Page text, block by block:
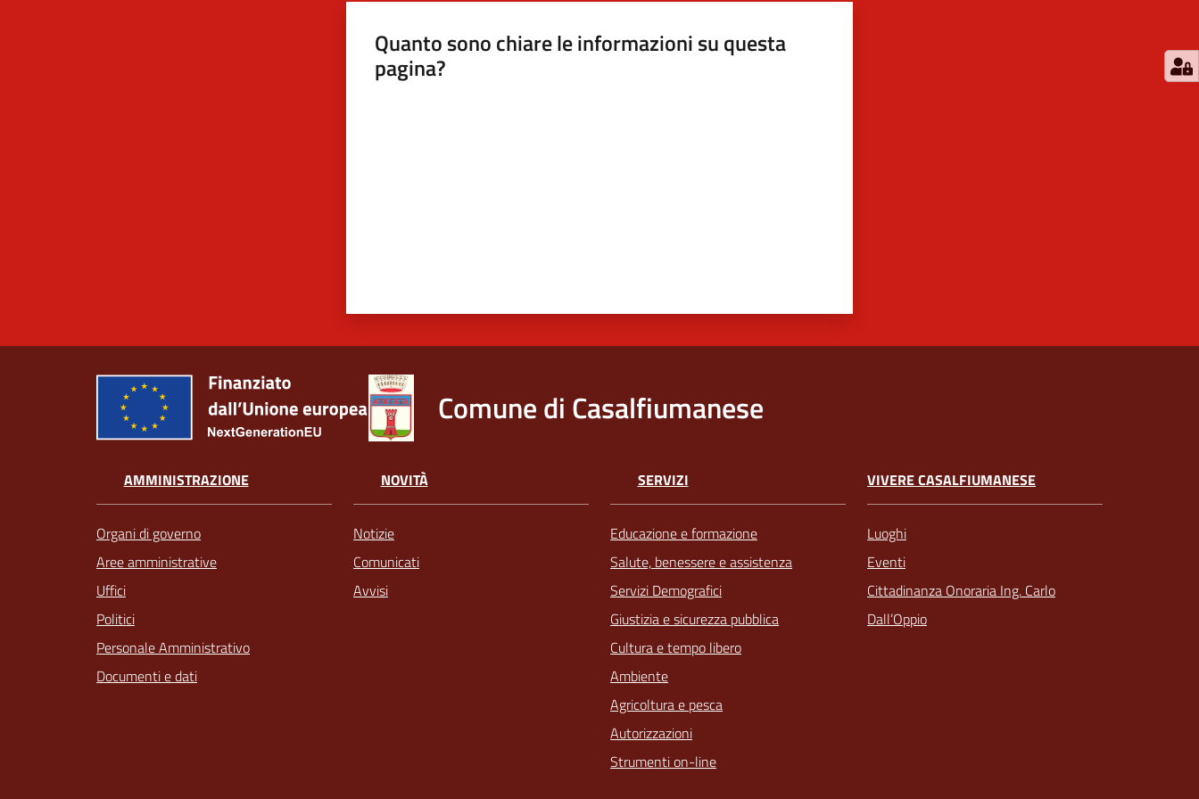
Quanto sono chiare le informazioni su questa
pagina?
Comune di Casalfiumanese
AMMINISTRAZIONE
Organi di governo
Aree amministrative
Uffici
Politici
Personale Amministrativo
Documenti e dati
NOVITÀ
Notizie
Comunicati
Avvisi
SERVIZI
Educazione e formazione
Salute, benessere e assistenza
Servizi Demografici
Giustizia e sicurezza pubblica
Cultura e tempo libero
Ambiente
Agricoltura e pesca
Autorizzazioni
Strumenti on-line
VIVERE CASALFIUMANESE
Luoghi
Eventi
Cittadinanza Onoraria Ing. Carlo
Dall’Oppio